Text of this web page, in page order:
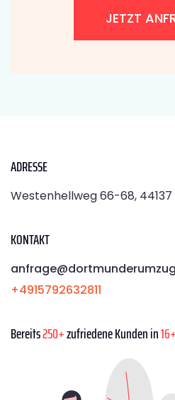
JETZT
ADRESSE
Westenhellweg 66-68,
KONTAKT
+4915792632811
Bereits250+zufriedene Kunden in16+